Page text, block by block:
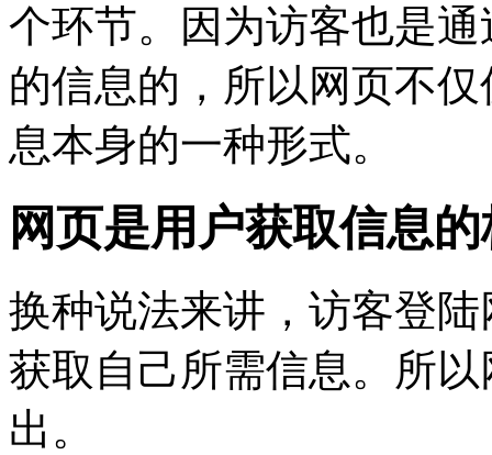
个环节。因为访客也是
的信息的，所以网页不
息本身的一种形式。
网页是用户获取信息
换种说法来讲，访客登
获取自己所需信息。所
出。